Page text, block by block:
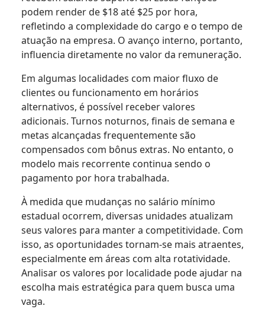
podem render de $18 até $25 por hora,
refletindo a complexidade do cargo e o tempo de
atuação na empresa. O avanço interno, portanto,
influencia diretamente no valor da remuneração.
Em algumas localidades com maior fluxo de
clientes ou funcionamento em horários
alternativos, é possível receber valores
adicionais. Turnos noturnos, finais de semana e
metas alcançadas frequentemente são
compensados com bônus extras. No entanto, o
modelo mais recorrente continua sendo o
pagamento por hora trabalhada.
À medida que mudanças no salário mínimo
estadual ocorrem, diversas unidades atualizam
seus valores para manter a competitividade. Com
isso, as oportunidades tornam-se mais atraentes,
especialmente em áreas com alta rotatividade.
Analisar os valores por localidade pode ajudar na
escolha mais estratégica para quem busca uma
vaga.